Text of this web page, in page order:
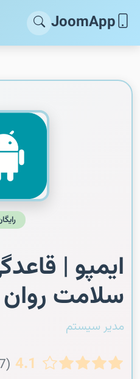
JoomApp
ایمپو |
سلامت روان
مدیر سیستم
4.1 (297 نظر)